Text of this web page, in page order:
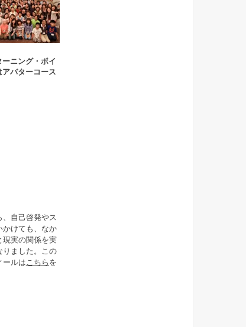
ーニング・ポイ
アバターコース
自己啓発やス
かけても、なか
実の関係を実
りました。この
ールは こちら を